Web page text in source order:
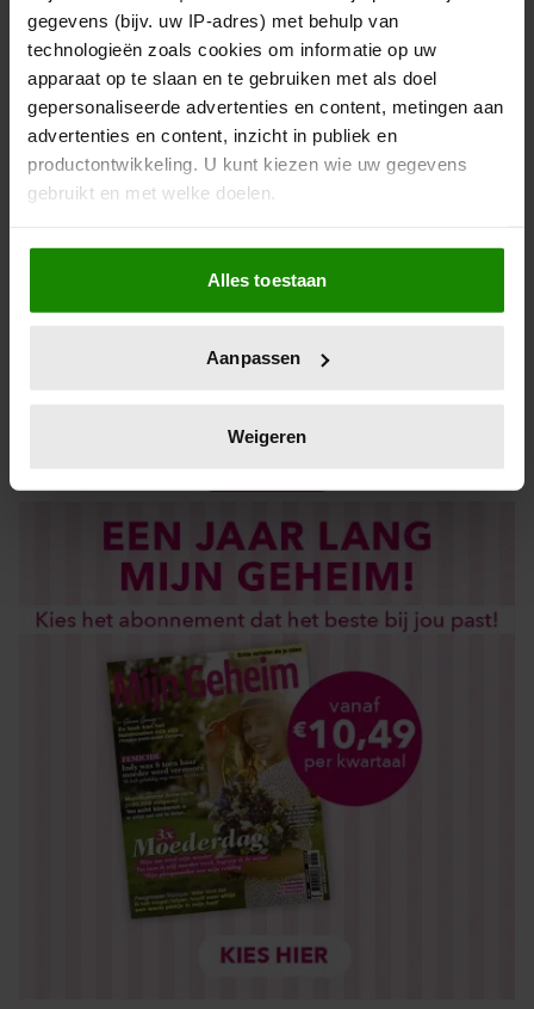
gegevens (bijv. uw IP-adres) met behulp van
technologieën zoals cookies om informatie op uw
apparaat op te slaan en te gebruiken met als doel
gepersonaliseerde advertenties en content, metingen aan
advertenties en content, inzicht in publiek en
productontwikkeling. U kunt kiezen wie uw gegevens
gebruikt en met welke doelen.
Als u het toestaat, willen we ook graag:
Informatie verzamelen over uw geografische locatie,
die tot een paar meter nauwkeurig kan zijn
op specifieke eigenschappen (fingerprinting)
verwerkt en stel uw voorkeuren in het
intrekken in de Cookieverklaring.
We gebruiken cookies om content en advertenties te
personaliseren, om functies voor social media te bieden
informatie over uw gebruik van onze site met onze
partners voor social media, adverteren en analyse. Deze
partners kunnen deze gegevens combineren met andere
informatie die u aan ze heeft verstrekt of die ze hebben
verzameld op basis van uw gebruik van hun services. U
gaat akkoord met onze cookies als u onze website blijft
Alles toestaan
Aanpassen
Weigeren
Abonneren